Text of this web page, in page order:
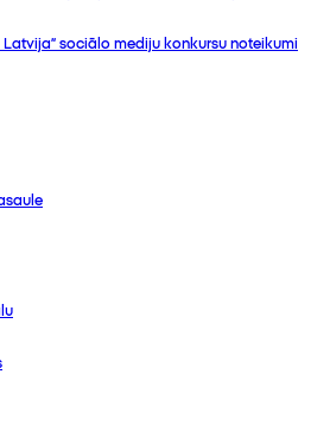
Latvija” sociālo mediju konkursu noteikumi